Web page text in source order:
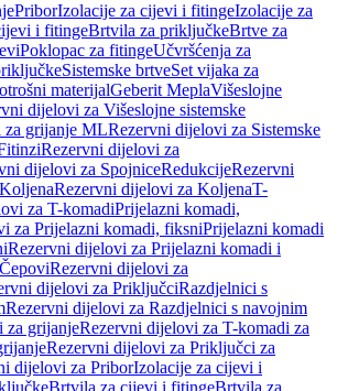
PriborIzolacije za cijevi i fitingeIzolacije za
i fitingeBrtvila za priključkeBrtve za
Poklopac za fitingeUčvršćenja za
Sistemske brtveSet vijaka za
materijalGeberit MeplaVišeslojne
dijelovi za Višeslojne sistemske
za grijanje MLRezervni dijelovi za Sistemske
Rezervni dijelovi za
dijelovi za SpojniceRedukcijeRezervni
KoljenaRezervni dijelovi za KoljenaT-
za T-komadiPrijelazni komadi,
za Prijelazni komadi, fiksniPrijelazni komadi
Rezervni dijelovi za Prijelazni komadi i
ČepoviRezervni dijelovi za
dijelovi za PriključciRazdjelnici s
Rezervni dijelovi za Razdjelnici s navojnim
za grijanjeRezervni dijelovi za T-komadi za
Rezervni dijelovi za Priključci za
dijelovi za PriborIzolacije za cijevi i
Brtvila za cijevi i fitingeBrtvila za